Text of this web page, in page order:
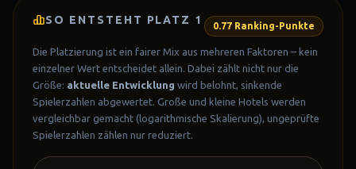
SO ENTSTEHT PLATZ 1 0.77 Ranking-Punkte
Die Platzierung ist ein fairer Mix aus mehreren Faktoren – kein
einzelner Wert entscheidet allein. Dabei zählt nicht nur die
Größe: aktuelle Entwicklung wird belohnt, sinkende
Spielerzahlen abgewertet. Große und kleine Hotels werden
vergleichbar gemacht (logarithmische Skalierung), ungeprüfte
Spielerzahlen zählen nur reduziert.